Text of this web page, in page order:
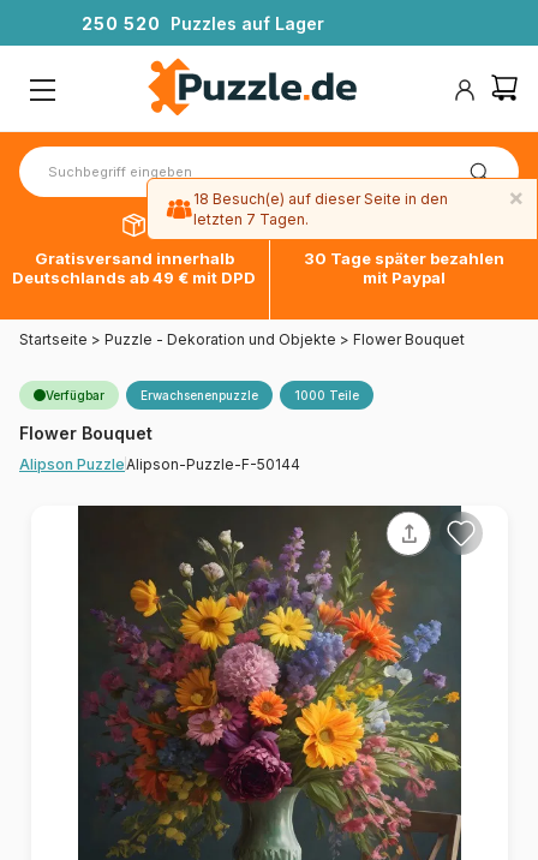
250 520 Puzzles auf Lager
Gratisversand innerhalb
Deutschlands ab 49 € mit DPD
30 Tage später bezahlen
mit Paypal
Startseite > Puzzle - Dekoration und Objekte > Flower Bouquet
Verfügbar Erwachsenenpuzzle 1000 Teile
Flower Bouquet
Alipson Puzzle Alipson-Puzzle-F-50144
×
18 Besuch(e) auf dieser Seite in den
letzten 7 Tagen.